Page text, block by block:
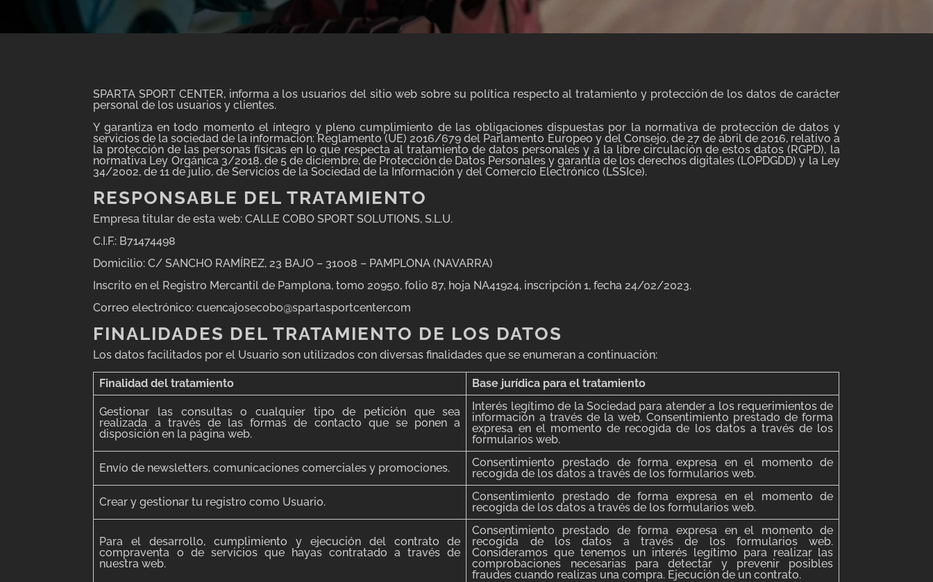
SPARTA SPORT CENTER, informa a los usuarios del sitio web sobre su política respecto al tratamiento y protección de los datos de carácter
personal de los usuarios y clientes.
Y garantiza en todo momento el íntegro y pleno cumplimiento de las obligaciones dispuestas por la normativa de protección de datos y
servicios de la sociedad de la información: Reglamento (UE) 2016/679 del Parlamento Europeo y del Consejo, de 27 de abril de 2016, relativo a
la protección de las personas físicas en lo que respecta al tratamiento de datos personales y a la libre circulación de estos datos (RGPD), la
normativa Ley Orgánica 3/2018, de 5 de diciembre, de Protección de Datos Personales y garantía de los derechos digitales (LOPDGDD) y la Ley
34/2002, de 11 de julio, de Servicios de la Sociedad de la Información y del Comercio Electrónico (LSSIce).
RESPONSABLE DEL TRATAMIENTO
Empresa titular de esta web: CALLE COBO SPORT SOLUTIONS, S.L.U.
C.I.F.: B71474498
Domicilio: C/ SANCHO RAMÍREZ, 23 BAJO – 31008 – PAMPLONA (NAVARRA)
Inscrito en el Registro Mercantil de Pamplona, tomo 20950, folio 87, hoja NA41924, inscripción 1, fecha 24/02/2023.
Correo electrónico: cuencajosecobo@spartasportcenter.com
FINALIDADES DEL TRATAMIENTO DE LOS DATOS
Los datos facilitados por el Usuario son utilizados con diversas finalidades que se enumeran a continuación:
Finalidad del tratamiento Base jurídica para el tratamiento
Gestionar las consultas o cualquier tipo de petición que sea
realizada a través de las formas de contacto que se ponen a
disposición en la página web.
Interés legítimo de la Sociedad para atender a los requerimientos de
información a través de la web. Consentimiento prestado de forma
expresa en el momento de recogida de los datos a través de los
formularios web.
Envío de newsletters, comunicaciones comerciales y promociones.
Consentimiento prestado de forma expresa en el momento de
recogida de los datos a través de los formularios web.
Crear y gestionar tu registro como Usuario.
Consentimiento prestado de forma expresa en el momento de
recogida de los datos a través de los formularios web.
Para el desarrollo, cumplimiento y ejecución del contrato de
compraventa o de servicios que hayas contratado a través de
nuestra web.
Consentimiento prestado de forma expresa en el momento de
recogida de los datos a través de los formularios web.
Consideramos que tenemos un interés legítimo para realizar las
comprobaciones necesarias para detectar y prevenir posibles
fraudes cuando realizas una compra. Ejecución de un contrato.